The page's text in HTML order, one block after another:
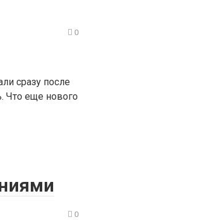
0
сразу после
Что еще нового
0